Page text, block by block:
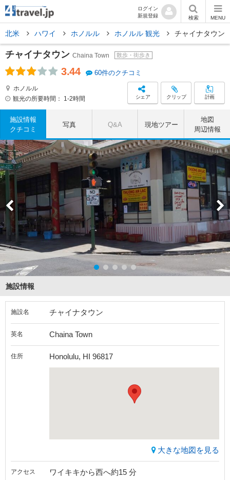
ログイン
新規登録
検索 MENU
北米 ハワイ ホノルル ホノルル 観光 チャイナタウン
チャイナタウン Chaina Town 散歩・街歩き
3.44 60件のクチコミ
ホノルル
観光の所要時間：
1-2時間 シェア クリップ 計画
施設情報
クチコミ
写真 Q&A 現地ツアー
地図
周辺情報
施設情報
施設名 チャイナタウン
英名 Chaina Town
住所 Honolulu, HI 96817
大きな地図を見る
アクセス ワイキキから西へ約15 分